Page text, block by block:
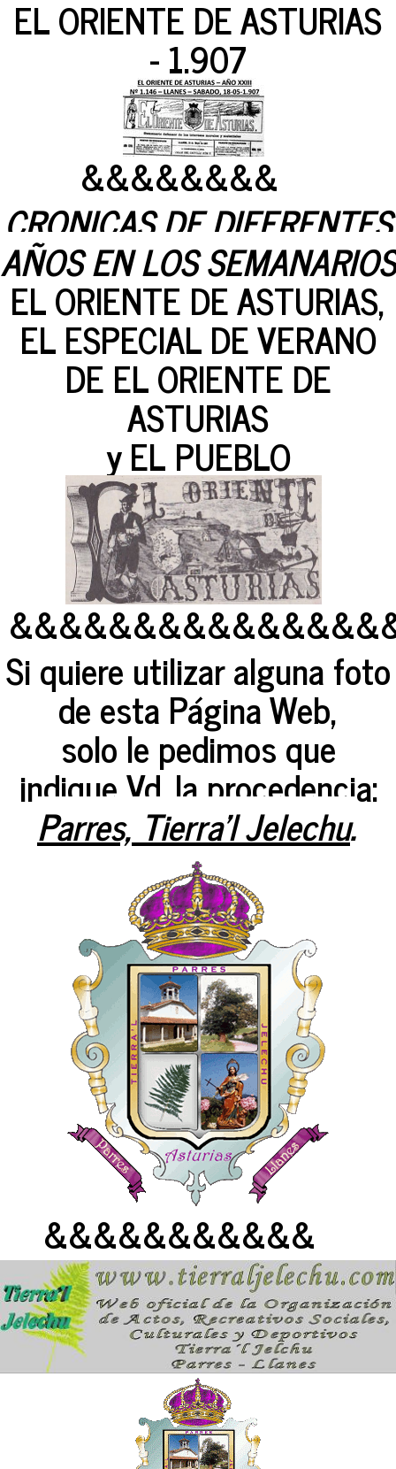
EL ORIENTE DE ASTURIAS
- 1.907
&&&&&&&&
CRONICAS DE DIFERENTES
AÑOS EN LOS SEMANARIOS
EL ORIENTE DE ASTURIAS,
EL ESPECIAL DE VERANO
DE EL ORIENTE DE
ASTURIAS
y EL PUEBLO
Si quiere utilizar alguna foto
de esta Página Web,
solo le pedimos que
indique Vd. la procedencia:
Parres, Tierra'l Jelechu.
&&&&&&&&&&&